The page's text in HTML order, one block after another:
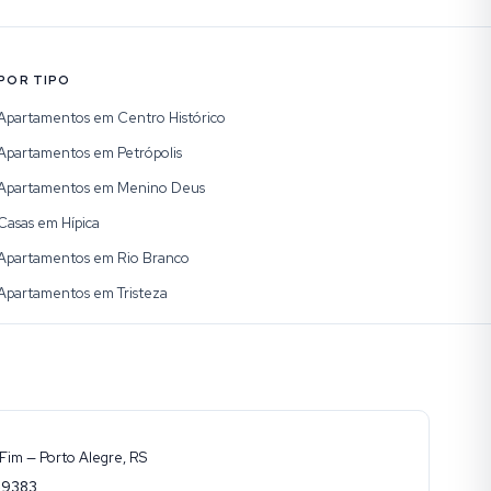
TIPO
em Centro Histórico
em Petrópolis
em Menino Deus
em Hípica
em Rio Branco
em Tristeza
— Porto Alegre, RS